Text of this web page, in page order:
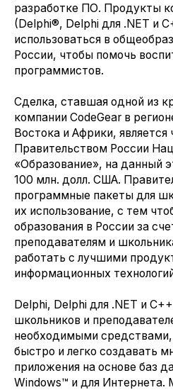
разработке ПО. Продукты
(Delphi®, Delphi для .NET и
использоваться в
России, чтобы помочь
программистов.
Сделка, ставшая одной из
компании CodeGear в
Востока и Африки,
Правительством России
«Образование», на данный
100 млн. долл. США.
программные пакеты для
их использование, с тем
образования в России за
преподавателям и
работать с лучшими
информационных
Delphi, Delphi для .NET и
школьников и
необходимыми
быстро и легко создавать
приложения на основе баз
Windows™ и для Интернета.